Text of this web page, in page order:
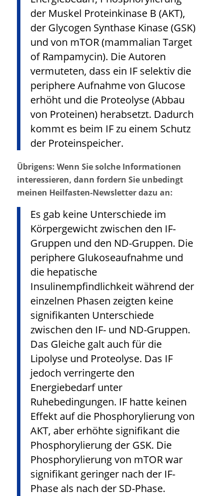
der Muskel Proteinkinase B (AKT),
der Glycogen Synthase Kinase (GSK)
und von mTOR (mammalian Target
of Rampamycin). Die Autoren
vermuteten, dass ein IF selektiv die
periphere Aufnahme von Glucose
erhöht und die Proteolyse (Abbau
von Proteinen) herabsetzt. Dadurch
kommt es beim IF zu einem Schutz
der Proteinspeicher.
Übrigens: Wenn Sie solche Informationen
interessieren, dann fordern Sie unbedingt
meinen Heilfasten-Newsletter dazu an:
Es gab keine Unterschiede im
Körpergewicht zwischen den IF-
Gruppen und den ND-Gruppen. Die
periphere Glukoseaufnahme und
die hepatische
Insulinempfindlichkeit während der
einzelnen Phasen zeigten keine
signifikanten Unterschiede
zwischen den IF- und ND-Gruppen.
Das Gleiche galt auch für die
Lipolyse und Proteolyse. Das IF
jedoch verringerte den
Energiebedarf unter
Ruhebedingungen. IF hatte keinen
Effekt auf die Phosphorylierung von
AKT, aber erhöhte signifikant die
Phosphorylierung der GSK. Die
Phosphorylierung von mTOR war
signifikant geringer nach der IF-
Phase als nach der SD-Phase.